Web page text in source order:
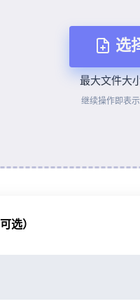
选
从设
最大文件大
继续操作即表
选）